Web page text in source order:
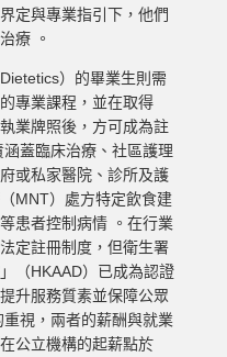
定與專業指引下，他們
療 。
）的畢業生則需
專業課程，並在取得
業牌照後，方可成為註
蓋臨床治療、社區護理
或私家醫院、診所及護
MNT）處方特定飲食建
患者控制病情 。 在行業
定註冊制度，但衛生署
（HKAAD）已成為認證
升服務質素並保障公眾
視，兩者的薪酬與就業
公立機構的起薪點於